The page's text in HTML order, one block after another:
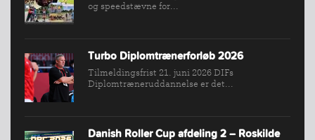
og speedstævne for...
Turbo Diplomtrænerforløb 2026
Tilmeldingsfrist 21. juni 2026 DIFs
Diplomtræneruddannelse er det...
Danish Roller Cup afdeling 2 – Roskilde